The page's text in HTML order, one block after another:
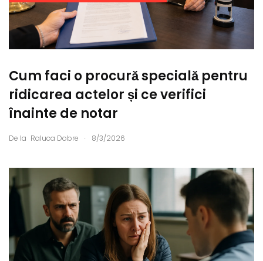
Cum faci o procură specială pentru
ridicarea actelor și ce verifici
înainte de notar
De la Raluca Dobre . 8/3/2026